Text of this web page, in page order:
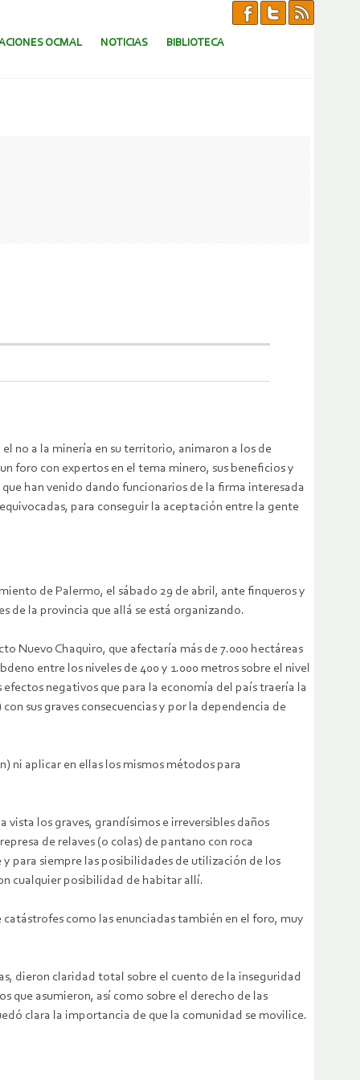
OCMAL NOTICIAS BIBLIOTECA
no a la minería en su territorio, animaron a los de
foro con expertos en el tema minero, sus beneficios y
han venido dando funcionarios de la firma interesada
para conseguir la aceptación entre la gente
de Palermo, el sábado 29 de abril, ante finqueros y
de la provincia que allá se está organizando.
Nuevo Chaquiro, que afectaría más de 7.000 hectáreas
entre los niveles de 400 y 1.000 metros sobre el nivel
negativos que para la economía del país traería la
sus graves consecuencias y por la dependencia de
ni aplicar en ellas los mismos métodos para
vista los graves, grandísimos e irreversibles daños
de relaves (o colas) de pantano con roca
para siempre las posibilidades de utilización de los
cualquier posibilidad de habitar allí.
como las enunciadas también en el foro, muy
dieron claridad total sobre el cuento de la inseguridad
que asumieron, así como sobre el derecho de las
clara la importancia de que la comunidad se movilice.